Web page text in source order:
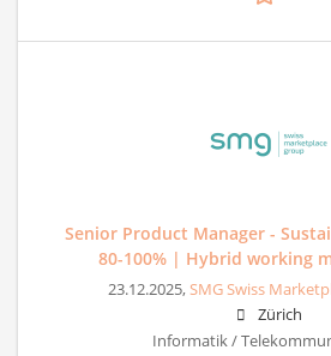
Senior Product Manager -
80-100% | Hybrid working
23.12.2025,SMG Swiss
Zürich
Informatik /